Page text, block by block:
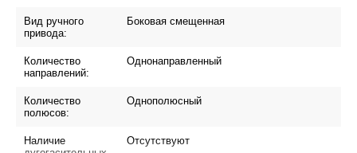
Вид ручного
привода:
Боковая смещенная
Количество
направлений:
Однонаправленный
Количество
полюсов:
Однополюсный
Наличие
Отсутствуют